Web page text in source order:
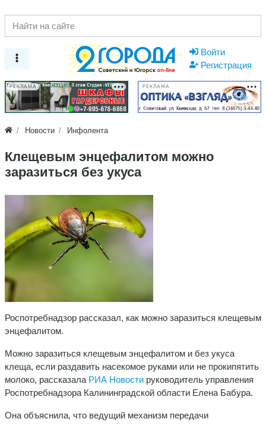
Войти
Регистрация
РЕКЛАМА РЕКЛАМА
Новости Инфолента
Клещевым энцефалитом можно
заразиться без укуса
Роспотребнадзор рассказал, как можно заразиться клещевым
энцефалитом.
Можно заразиться клещевым энцефалитом и без укуса
клеща, если раздавить насекомое руками или не прокипятить
молоко, рассказала РИА Новости руководитель управления
Роспотребнадзора Калининградской области Елена Бабура.
Она объяснила, что ведущий механизм передачи